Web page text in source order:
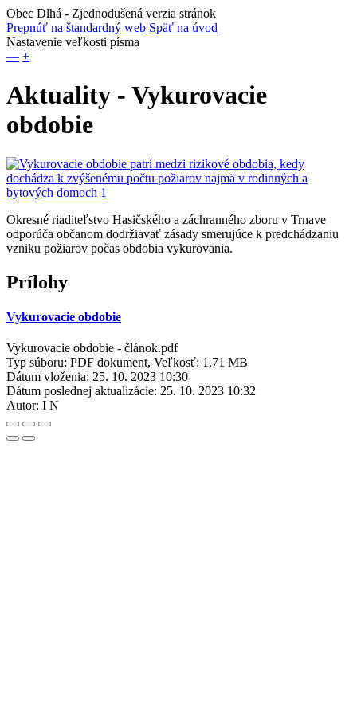
Obec Dlhá - Zjednodušená verzia stránok
Prepnúť na štandardný web Späť na úvod
Nastavenie veľkosti písma
— +
Aktuality - Vykurovacie
obdobie
Okresné riaditeľstvo Hasičského a záchranného zboru v Trnave
odporúča občanom dodržiavať zásady smerujúce k predchádzaniu
vzniku požiarov počas obdobia vykurovania.
Prílohy
Vykurovacie obdobie
Vykurovacie obdobie - článok.pdf
Typ súboru: PDF dokument, Veľkosť: 1,71 MB
Dátum vloženia: 25. 10. 2023 10:30
Dátum poslednej aktualizácie: 25. 10. 2023 10:32
Autor: I N